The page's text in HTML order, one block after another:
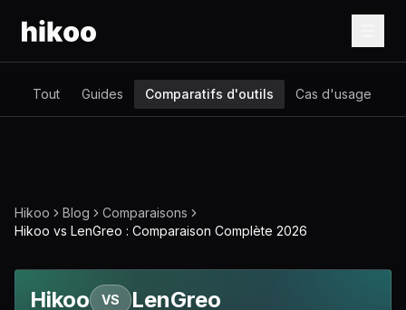
Tout Guides Comparatifs d'outils Cas d'usage
Hikoo Blog
Comparaisons
Hikoo vs LenGreo : Comparaison Complète 2026
Hikoo VS LenGreo